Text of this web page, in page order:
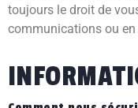
toujours le droit de
communications ou